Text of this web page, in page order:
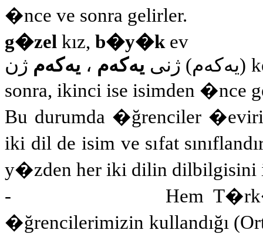
�nce ve sonra gelirler.
g�zel kız, b�y�k ev
ژنى یەکەم ، یەکەم ژن (یەکەم)
sonra, ikinci ise isimden �nce
Bu durumda �ğrenciler
iki dil de isim ve sıfat
y�zden her iki dilin dilbilgisini
-
Hem
�ğrencilerimizin kullandığı